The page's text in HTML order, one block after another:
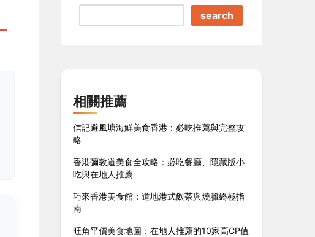
search
相關推薦
信記避風塘海鮮美食香港：必吃推薦與完整攻
略
香港彌敦道美食全攻略：必吃餐廳、隱藏版小
吃與在地人推薦
巧來香港美食館：道地港式飲茶與燒臘終極指
南
旺角平價美食地圖：在地人推薦的10家高CP值